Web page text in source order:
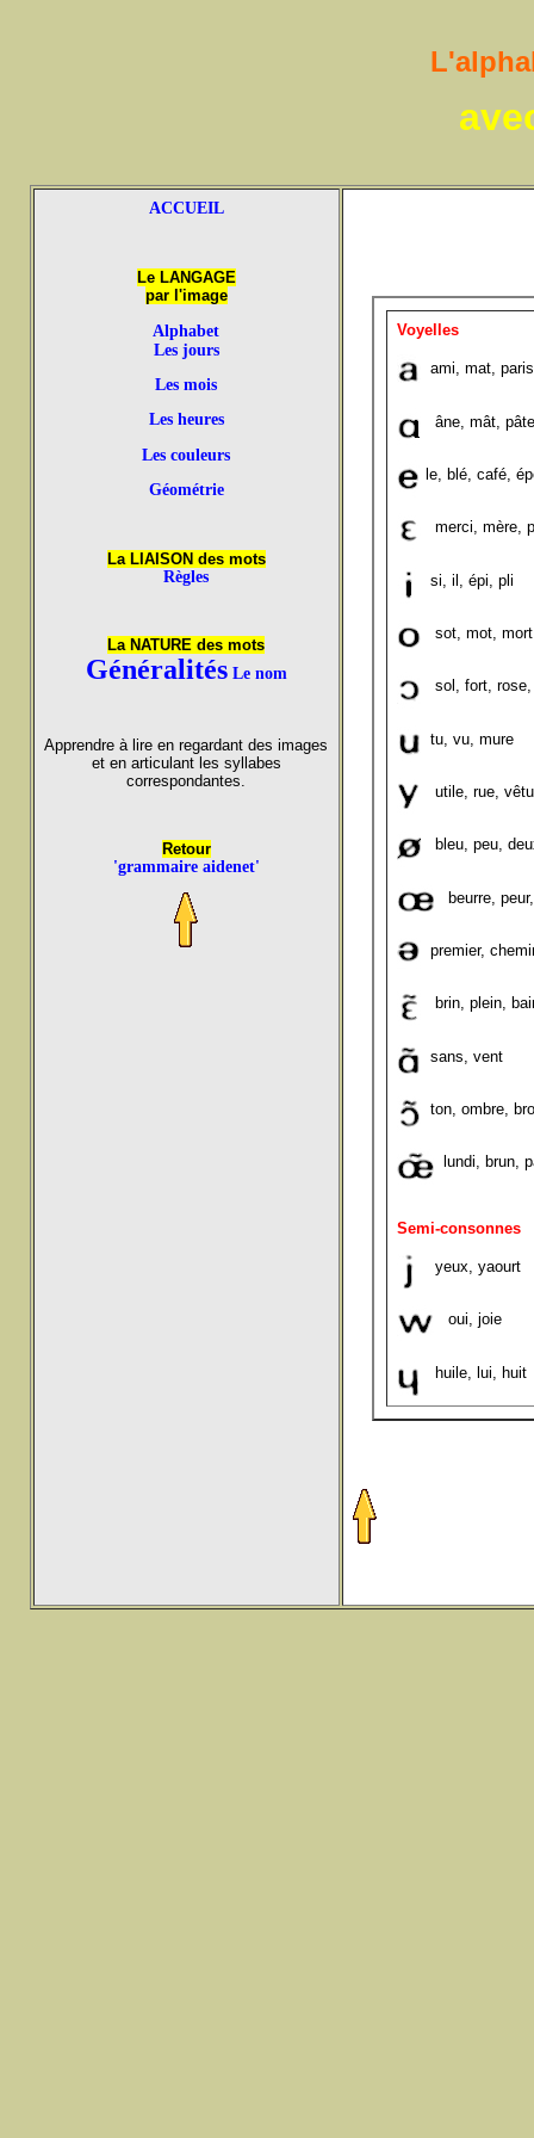
ACCUEIL
Le LANGAGE
par l'image
Alphabet
Les jours
Les mois
Les heures
Les couleurs
Géométrie
La LIAISON des mots
Règles
La NATURE des mots
Généralités Le nom
Apprendre à lire en regardant des images
et en articulant les syllabes
correspondantes.
Retour
'grammaire aidenet'
Voyelles
ami, mat,
âne, mât, pâte
le, blé, café,
merci, mère,
si, il, épi, pli
sot, mot,
sol, fort, rose,
tu, vu, mure
utile, rue, vêtu
bleu, peu,
beurre,
premier,
brin, plein,
sans, vent
ton, ombre,
lundi, brun,
Semi-consonnes
yeux, yaourt
oui, joie
huile, lui, huit